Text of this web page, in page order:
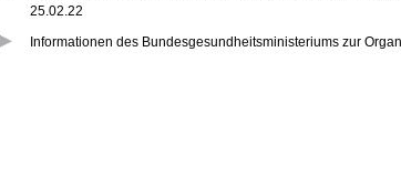
25.02.22
Informationen des Bundesgesundheitsministeriums zur